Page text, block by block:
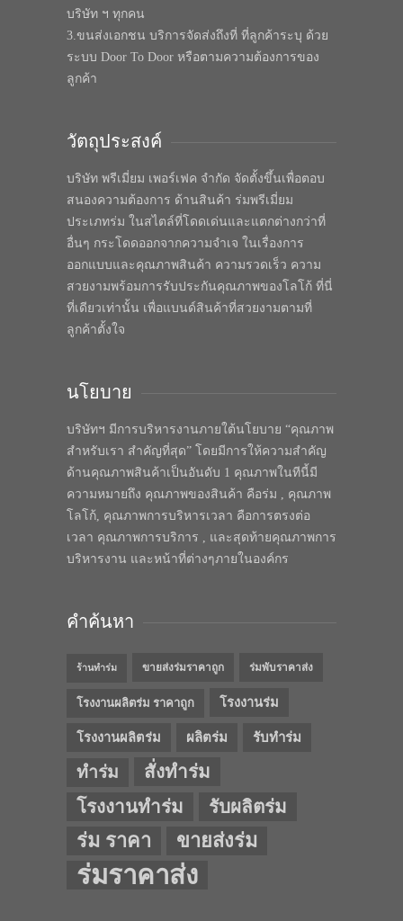
บริษัท ฯ ทุกคน
3.ขนส่งเอกชน บริการจัดส่งถึงที่ ที่ลูกค้าระบุ ด้วย
ระบบ Door To Door หรือตามความต้องการของ
ลูกค้า
วัตถุประสงค์
บริษัท พรีเมี่ยม เพอร์เฟค จำกัด จัดตั้งขึ้นเพื่อตอบ
สนองความต้องการ ด้านสินค้า ร่มพรีเมี่ยม
ประเภทร่ม ในสไตล์ที่โดดเด่นและแตกต่างกว่าที่
อื่นๆ กระโดดออกจากความจำเจ ในเรื่องการ
ออกแบบและคุณภาพสินค้า ความรวดเร็ว ความ
สวยงามพร้อมการรับประกันคุณภาพของโลโก้ ที่นี่
ที่เดียวเท่านั้น เพื่อแบนด์สินค้าที่สวยงามตามที่
ลูกค้าตั้งใจ
นโยบาย
บริษัทฯ มีการบริหารงานภายใต้นโยบาย “คุณภาพ
สำหรับเรา สำคัญที่สุด” โดยมีการให้ความสำคัญ
ด้านคุณภาพสินค้าเป็นอันดับ 1 คุณภาพในทีนี้มี
ความหมายถึง คุณภาพของสินค้า คือร่ม , คุณภาพ
โลโก้, คุณภาพการบริหารเวลา คือการตรงต่อ
เวลา คุณภาพการบริการ , และสุดท้ายคุณภาพการ
บริหารงาน และหน้าที่ต่างๆภายในองค์กร
คำค้นหา
ร้านทำร่ม ขายส่งร่มราคาถูก ร่มพับราคาส่ง
โรงงานผลิตร่ม ราคาถูก โรงงานร่ม
โรงงานผลิตร่ม ผลิตร่ม รับทำร่ม
ทำร่ม
สั่งทำร่ม
โรงงานทำร่ม
รับผลิตร่ม
ร่ม ราคา ขายส่งร่ม
ร่มราคาส่ง